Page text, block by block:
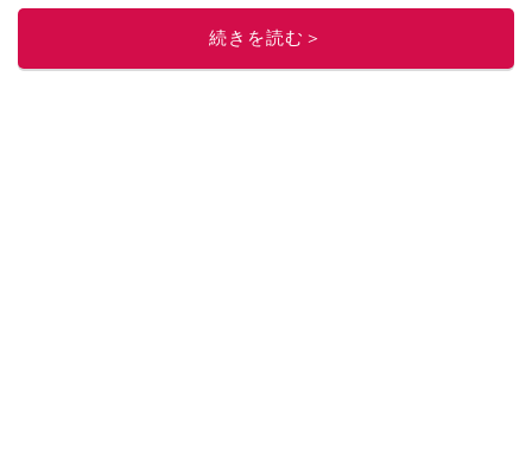
このイチオシストの他の記事を読む
続きを読む＞